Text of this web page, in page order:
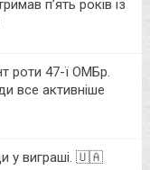
п’ять років із
роти 47-ї ОМБр.
все активніше
у виграші. 🇺🇦